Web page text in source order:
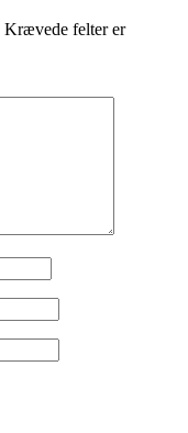
Krævede felter er